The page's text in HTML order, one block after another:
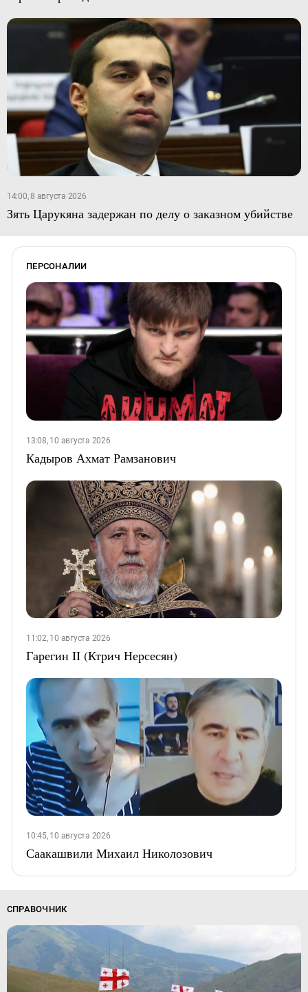
14:00, 8 августа 2026
Зять Царукяна задержан по делу о заказном убийстве
ПЕРСОНАЛИИ
13:08, 10 августа 2026
Кадыров Ахмат Рамзанович
11:02, 10 августа 2026
Гарегин II (Ктрич Нерсесян)
10:45, 10 августа 2026
Саакашвили Михаил Николозович
СПРАВОЧНИК